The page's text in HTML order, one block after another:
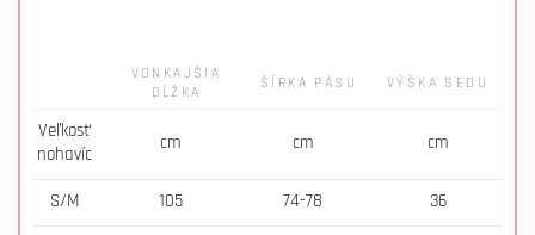
VONKAJŠIA
DĹŽKA
ŠÍRKA PÁSU VÝŠKA SEDU
Veľkosť
nohavíc
cm cm cm
S/M 105 74-78 36